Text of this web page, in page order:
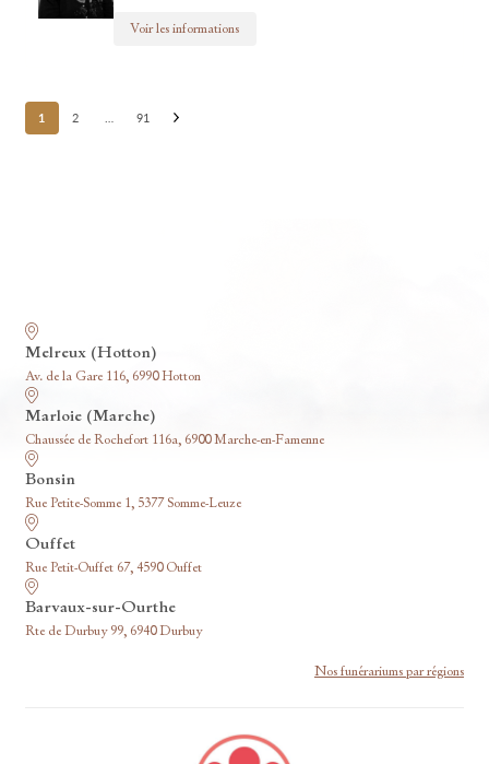
Voir les informations
Posts
pagination
1 2 91
Melreux (Hotton)
Av. de la Gare 116, 6990 Hotton
Marloie (Marche)
Chaussée de Rochefort 116a, 6900 Marche-en-Famenne
Bonsin
Rue Petite-Somme 1, 5377 Somme-Leuze
Ouffet
Rue Petit-Ouffet 67, 4590 Ouffet
Barvaux-sur-Ourthe
Rte de Durbuy 99, 6940 Durbuy
Nos funérariums par régions